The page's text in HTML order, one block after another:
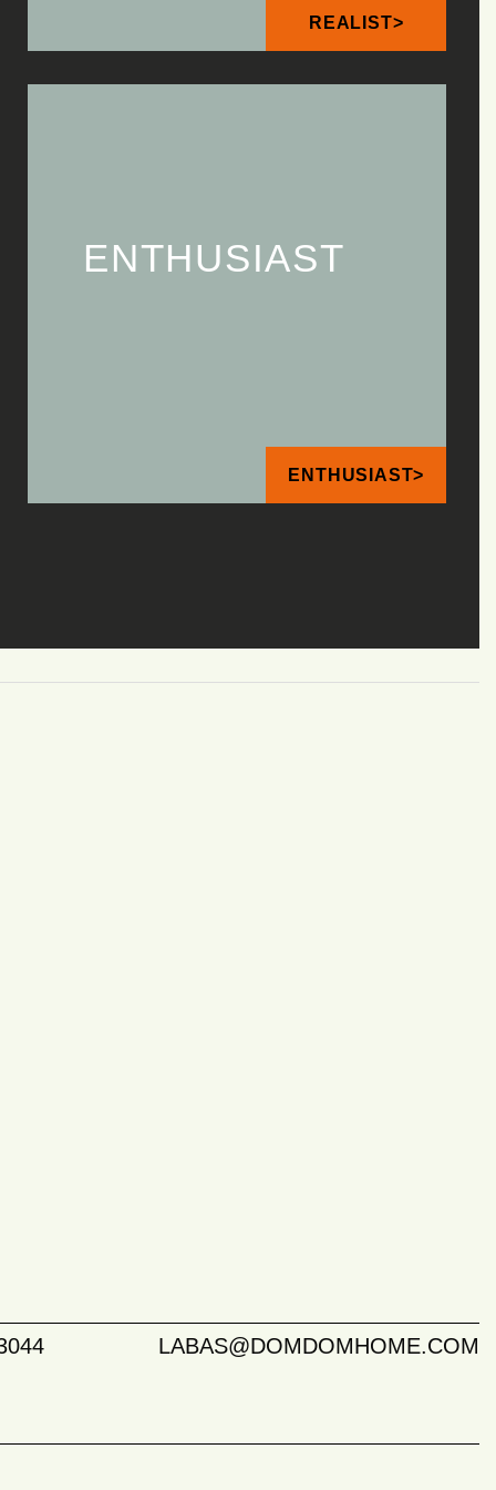
REALIST>
ENTHUSIAST>
ENTHUSIAST
LABAS@DOMDOMHOME.COM